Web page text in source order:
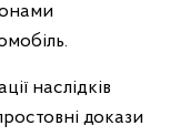
наслідків
докази